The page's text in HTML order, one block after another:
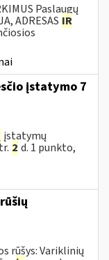
Paslaugų
ADRESAS IR
įstatymo 7
įstatymų
2 d. 1 punkto,
rūšys: Variklinių